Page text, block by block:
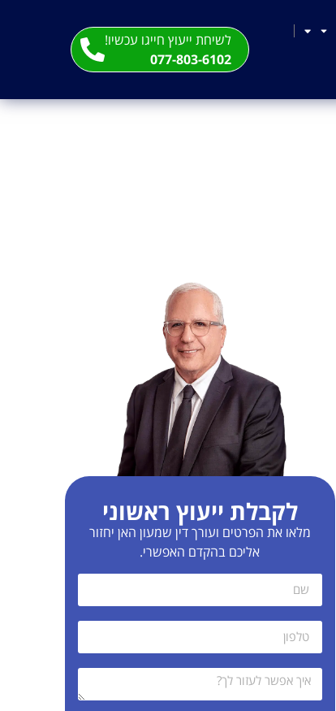
לשיחת ייעוץ חייגו עכשיו!
077-803-6102
לקבלת ייעוץ ראשוני
מלאו את הפרטים ועורך דין שמעון האן יחזור
אליכם בהקדם האפשרי.